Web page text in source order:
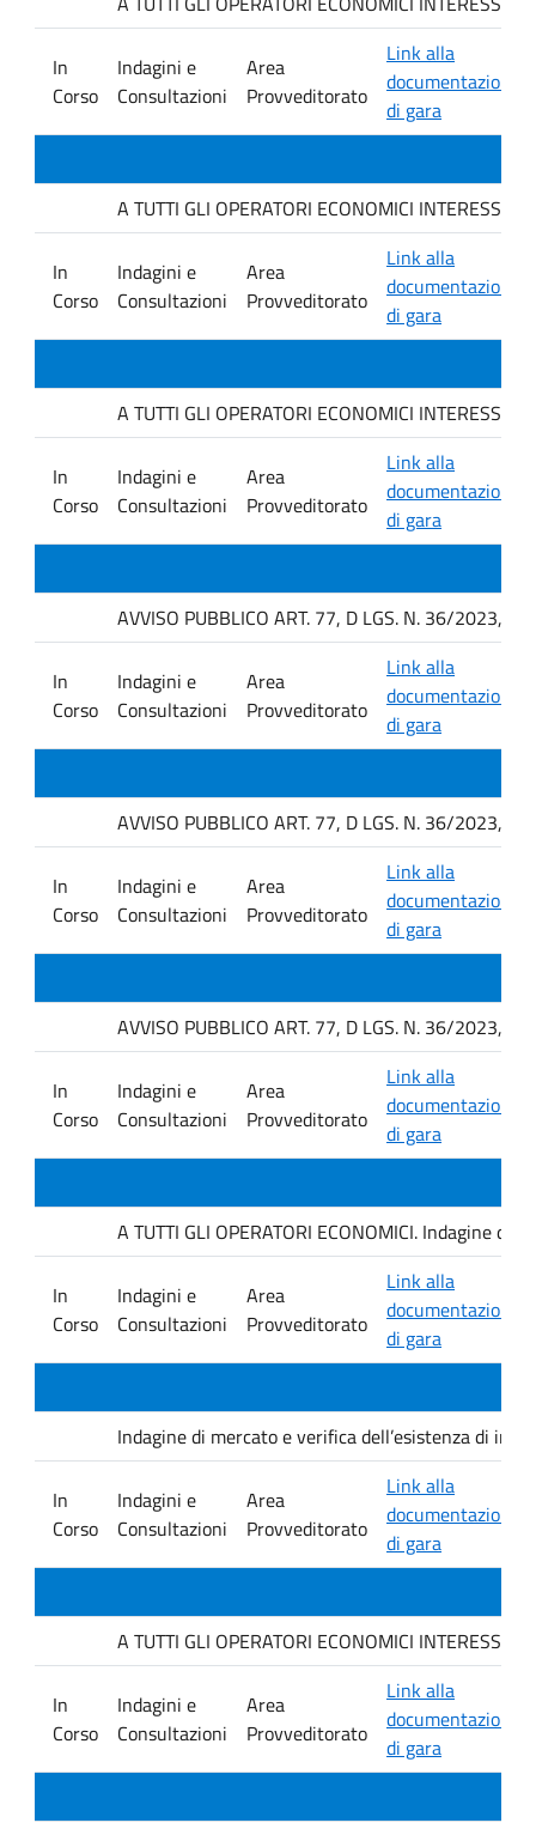
In
Corso
Indagini e
Consultazioni
Area
Provveditorato
Link alla
documentazione
di gara
A TUTTI GLI OPERATORI ECONOMICI
In
Corso
Indagini e
Consultazioni
Area
Provveditorato
Link alla
documentazione
di gara
A TUTTI GLI OPERATORI ECONOMICI
In
Corso
Indagini e
Consultazioni
Area
Provveditorato
Link alla
documentazione
di gara
AVVISO PUBBLICO ART. 77, D LGS. N. 36/2023,
In
Corso
Indagini e
Consultazioni
Area
Provveditorato
Link alla
documentazione
di gara
AVVISO PUBBLICO ART. 77, D LGS. N. 36/2023,
In
Corso
Indagini e
Consultazioni
Area
Provveditorato
Link alla
documentazione
di gara
AVVISO PUBBLICO ART. 77, D LGS. N. 36/2023,
In
Corso
Indagini e
Consultazioni
Area
Provveditorato
Link alla
documentazione
di gara
A TUTTI GLI OPERATORI ECONOMICI. Indagine
In
Corso
Indagini e
Consultazioni
Area
Provveditorato
Link alla
documentazione
di gara
Indagine di mercato e verifica dell’esistenza di
In
Corso
Indagini e
Consultazioni
Area
Provveditorato
Link alla
documentazione
di gara
A TUTTI GLI OPERATORI ECONOMICI
In
Corso
Indagini e
Consultazioni
Area
Provveditorato
Link alla
documentazione
di gara